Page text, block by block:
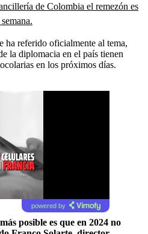
de Colombia el remezón es
referido oficialmente al tema,
la diplomacia en el país tienen
en los próximos días.
powered by
posible es que en 2024 no